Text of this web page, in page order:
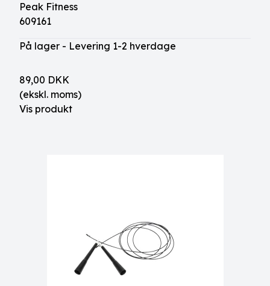
Peak Fitness
609161
På lager - Levering 1-2 hverdage
89,00 DKK
(ekskl. moms)
Vis produkt